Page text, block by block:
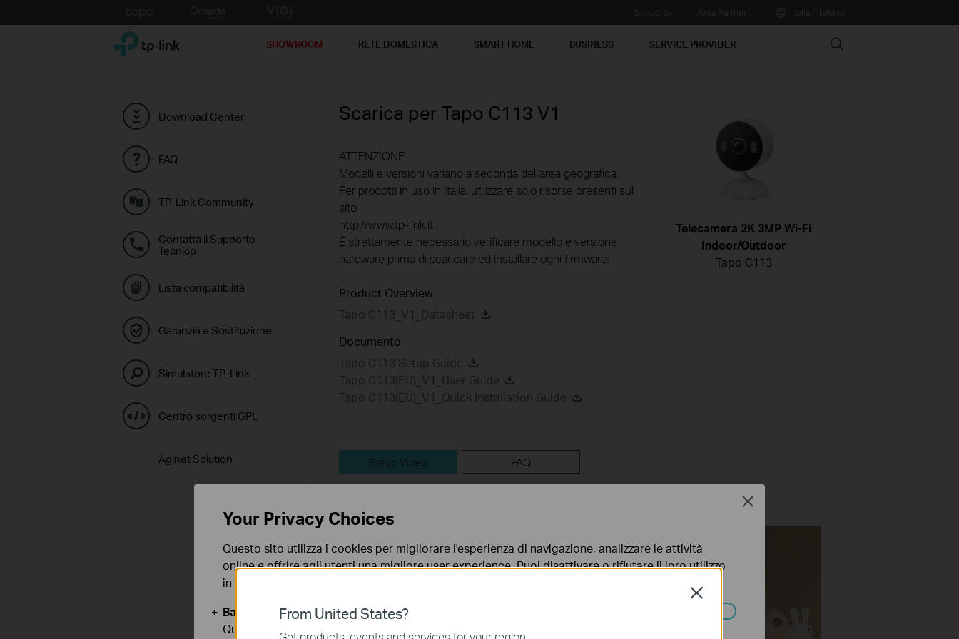
to
TP-Link, Reliably Smart SHOWROOM RETE DOMESTICA SMART HOME BUSINESS SERVICE PROVIDER Search
Download Center
FAQ
TP-Link Community
Contatta il Supporto
Tecnico
Lista compatibilità
Garanzia e Sostituzione
Simulatore TP-Link
Centro sorgenti GPL
Aginet Solution
Scarica per Tapo C113 V1
ATTENZIONE
Modelli e versioni variano a seconda dell'area geografica.
Per prodotti in uso in Italia, utilizzare solo risorse presenti sul
sito
http://www.tp-link.it .
È strettamente necessario verificare modello e versione
hardware prima di scaricare ed installare ogni firmware.
Product Overview
Tapo C113_V1_Datasheet
Documento
Tapo C113 Setup Guide
Tapo C113(EU)_V1_User Guide
Tapo C113(EU)_V1_Quick Installation Guide
Telecamera 2K 3MP Wi-Fi
Indoor/Outdoor
Tapo C113
Setup Video FAQ
Setup Video
From United States?
Close
Your Privacy Choices
Questo sito utilizza i cookies per migliorare l'esperienza di navigazione, analizzare le attività
online e offrire agli utenti una migliore user experience. Puoi disattivare o rifiutare il loro utilizzo
in qualunque momento. Per maggiori informazioni consulta la nostra
Basic Cookies
Questi cookies sono necessari per il corretto funzionamento del sito e non possono essere
Close